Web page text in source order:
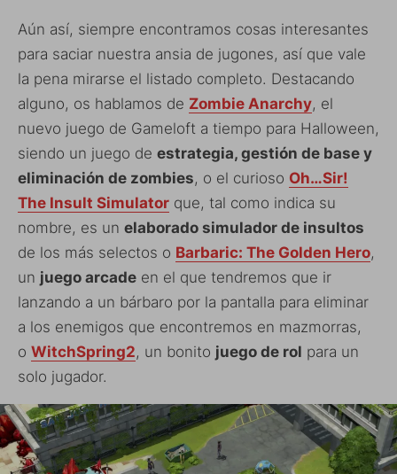
Aún así, siempre encontramos cosas interesantes
para saciar nuestra ansia de jugones, así que vale
la pena mirarse el listado completo. Destacando
alguno, os hablamos de Zombie Anarchy, el
nuevo juego de Gameloft a tiempo para Halloween,
siendo un juego de estrategia, gestión de base y
eliminación de zombies, o el curioso Oh…Sir!
The Insult Simulator que, tal como indica su
nombre, es un elaborado simulador de insultos
de los más selectos o Barbaric: The Golden Hero,
un juego arcade en el que tendremos que ir
lanzando a un bárbaro por la pantalla para eliminar
a los enemigos que encontremos en mazmorras,
o WitchSpring2, un bonito juego de rol para un
solo jugador.